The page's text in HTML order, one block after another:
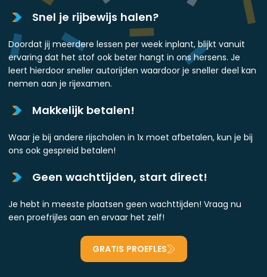
Snel je rijbewijs halen?
Doordat jij meerdere lessen per week inplant, blijkt vanuit
ervaring dat het stof ook beter hangt in ons hersens. Je
leert hierdoor sneller autorijden waardoor je sneller deel kan
nemen aan je rijexamen.
Makkelijk betalen!
Waar je bij andere rijscholen in 1x moet afbetalen, kun je bij
ons ook gespreid betalen!
Geen wachttijden, start direct!
Je hebt in meeste plaatsen geen wachttijden! Vraag nu
een proefrijles aan en ervaar het zelf!
GRATIS PROEFLES